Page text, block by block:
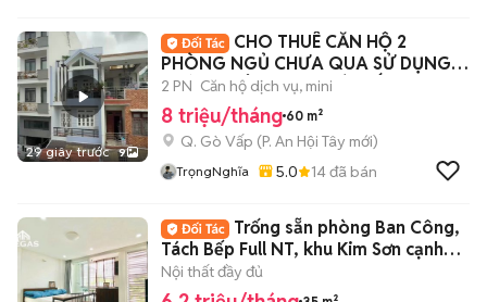
29 giây trước 9
CHO THUÊ CĂN HỘ 2
PHÒNG NGỦ CHƯA QUA SỬ DỤNG
ĐƯỜNG TÂN SƠN - GÒ VẤP
2 PN Căn hộ dịch vụ, mini
8 triệu/tháng 60 m²
Q. Gò Vấp (P. An Hội Tây mới)
TrọngNghĩa 5.0 14đã bán
Trống sẵn phòng Ban Công,
Tách Bếp Full NT, khu Kim Sơn cạnh
TDTU-RMIT
Nội thất đầy đủ